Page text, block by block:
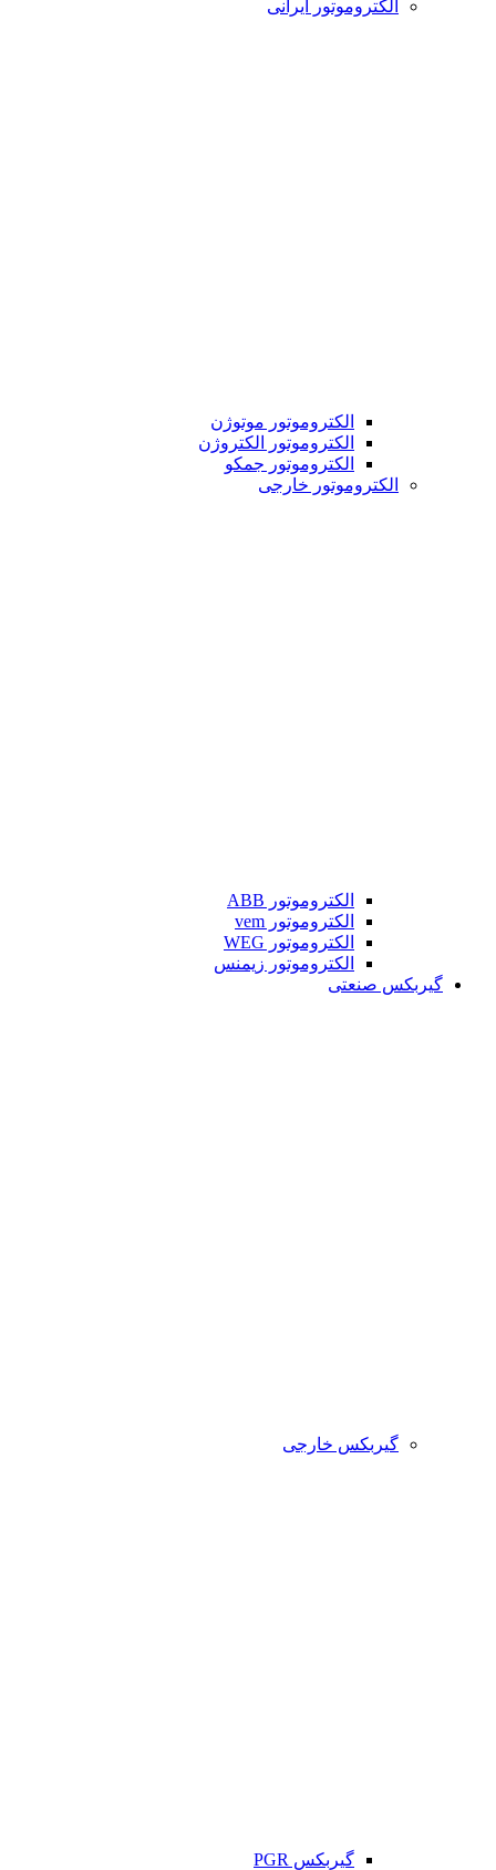
الکتروموتور ایرانی
الکتروموتور موتوژن
الکتروموتور الکتروژن
الکتروموتور جمکو
الکتروموتور خارجی
الکتروموتور ABB
الکتروموتور vem
الکتروموتور WEG
الکتروموتور زیمنس
گیربکس صنعتی
گیربکس خارجی
گیربکس PGR